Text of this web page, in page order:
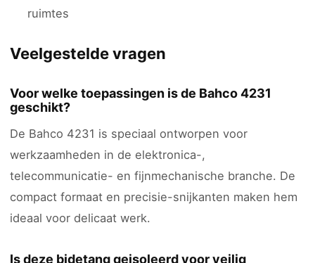
ruimtes
Veelgestelde vragen
Voor welke toepassingen is de Bahco 4231
geschikt?
De Bahco 4231 is speciaal ontworpen voor
werkzaamheden in de elektronica-,
telecommunicatie- en fijnmechanische branche. De
compact formaat en precisie-snijkanten maken hem
ideaal voor delicaat werk.
Is deze bidetang geisoleerd voor veilig